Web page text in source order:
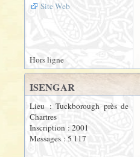
Site Web
Hors ligne
ISENGAR
Lieu : Tuckborough près de
Chartres
Inscription : 2001
Messages : 5 117